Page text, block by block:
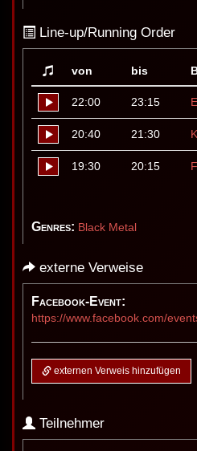
Line-up/Running Order
von bis
22:00 23:15
20:40 21:30
19:30 20:15
Genres: Black Metal
externe Verweise
Facebook-Event:
https://www.facebook.com/events/
externen Verweis hinzufügen
Teilnehmer